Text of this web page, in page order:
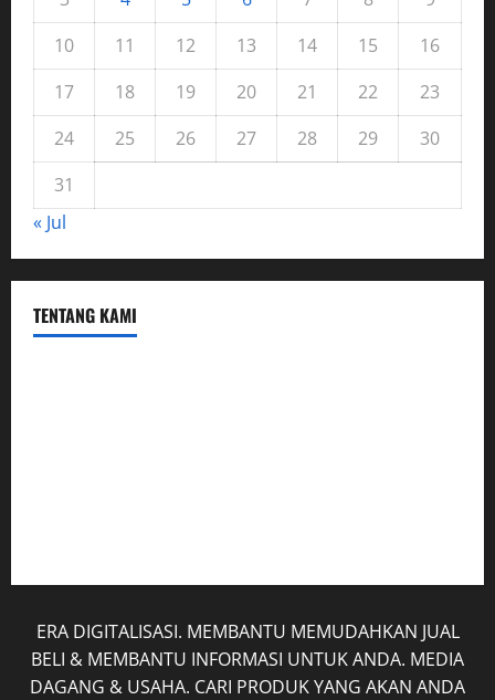
10
11 12 13 14 15
16
17
18 19 20 21 22
23
24
25 26 27 28 29
30
31
« Jul
TENTANG KAMI
ERA DIGITALISASI. MEMBANTU MEMUDAHKAN JUAL
BELI & MEMBANTU INFORMASI UNTUK ANDA. MEDIA
DAGANG & USAHA. CARI PRODUK YANG AKAN ANDA